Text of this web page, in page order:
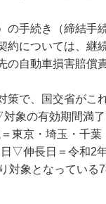
手続き（締結手
約については、継
自動車損害賠償
策で、国交省がこ
対象の有効期間満
東京・埼玉・千
▽伸長日＝令和2
対象となっている